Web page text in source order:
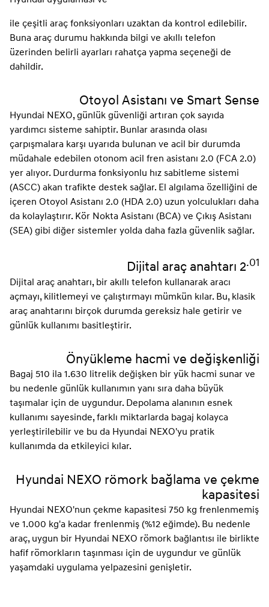
ile çeşitli araç fonksiyonları uzaktan da kontrol edilebilir.
Buna araç durumu hakkında bilgi ve akıllı telefon
üzerinden belirli ayarları rahatça yapma seçeneği de
dahildir.
Otoyol Asistanı ve Smart Sense
Hyundai NEXO, günlük güvenliği artıran çok sayıda
yardımcı sisteme sahiptir. Bunlar arasında olası
çarpışmalara karşı uyarıda bulunan ve acil bir durumda
müdahale edebilen otonom acil fren asistanı 2.0 (FCA 2.0)
yer alıyor. Durdurma fonksiyonlu hız sabitleme sistemi
(ASCC) akan trafikte destek sağlar. El algılama özelliğini de
içeren Otoyol Asistanı 2.0 (HDA 2.0) uzun yolculukları daha
da kolaylaştırır. Kör Nokta Asistanı (BCA) ve Çıkış Asistanı
(SEA) gibi diğer sistemler yolda daha fazla güvenlik sağlar.
Dijital araç anahtarı 2.01
Dijital araç anahtarı, bir akıllı telefon kullanarak aracı
açmayı, kilitlemeyi ve çalıştırmayı mümkün kılar. Bu, klasik
araç anahtarını birçok durumda gereksiz hale getirir ve
günlük kullanımı basitleştirir.
Önyükleme hacmi ve değişkenliği
Bagaj 510 ila 1.630 litrelik değişken bir yük hacmi sunar ve
bu nedenle günlük kullanımın yanı sıra daha büyük
taşımalar için de uygundur. Depolama alanının esnek
kullanımı sayesinde, farklı miktarlarda bagaj kolayca
yerleştirilebilir ve bu da Hyundai NEXO'yu pratik
kullanımda da etkileyici kılar.
Hyundai NEXO römork bağlama ve çekme
kapasitesi
Hyundai NEXO'nun çekme kapasitesi 750 kg frenlenmemiş
ve 1.000 kg'a kadar frenlenmiş (%12 eğimde). Bu nedenle
araç, uygun bir Hyundai NEXO römork bağlantısı ile birlikte
hafif römorkların taşınması için de uygundur ve günlük
yaşamdaki uygulama yelpazesini genişletir.